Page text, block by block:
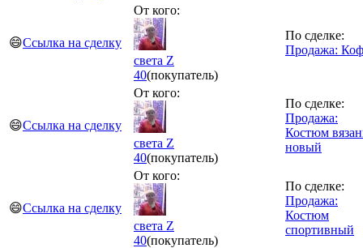
😄Ссылка на сделку
От кого:
света Z
40(покупатель)
По сделке:
Продажа:
😄Ссылка на сделку
От кого:
света Z
40(покупатель)
По сделке:
Продажа:
Костюм
новый
😄Ссылка на сделку
От кого:
света Z
40(покупатель)
По сделке:
Продажа:
Костюм
спортивный